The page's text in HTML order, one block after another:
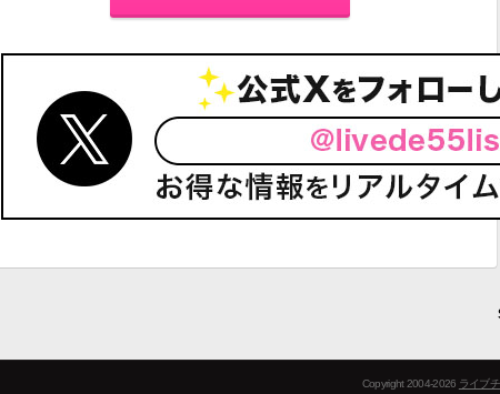
Copyright 2004-2026 ライブ